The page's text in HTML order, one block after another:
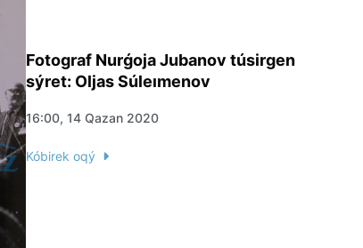
Fotograf Nurǵoja Jubanov túsirgen
sýret: Oljas Súleımenov
16:00, 14 Qazan 2020
Kóbirek oqý